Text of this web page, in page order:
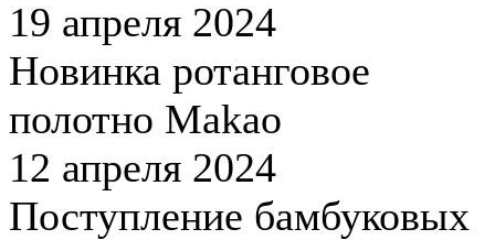
19 апреля 2024
Новинка ротанговое
полотно Makao
12 апреля 2024
Поступление бамбуковых